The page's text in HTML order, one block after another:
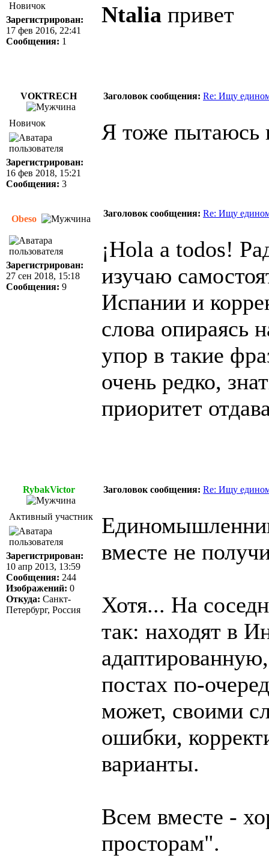
Новичок
Зарегистрирован:
17 фев 2016, 22:41
Сообщения: 1
Ntalia привет
VOKTRECH Заголовок сообщения: Re: Ищу
Новичок
Зарегистрирован:
16 фев 2018, 15:21
Сообщения: 3
Я тоже пытаюсь
Obeso
Заголовок сообщения: Re: Ищу
Зарегистрирован:
27 сен 2018, 15:18
Сообщения: 9
¡Hola a todos!
изучаю
Испании и
слова опираясь
упор в такие
очень редко,
приоритет
RybakVictor Заголовок сообщения: Re: Ищу
Активный участник
Зарегистрирован:
10 апр 2013, 13:59
Сообщения: 244
Изображений: 0
Откуда: Санкт-
Петербург, Россия
вместе не
Хотя... На
так: находят в
постах по-
может, своими
ошибки,
варианты.
Всем вместе -
просторам".